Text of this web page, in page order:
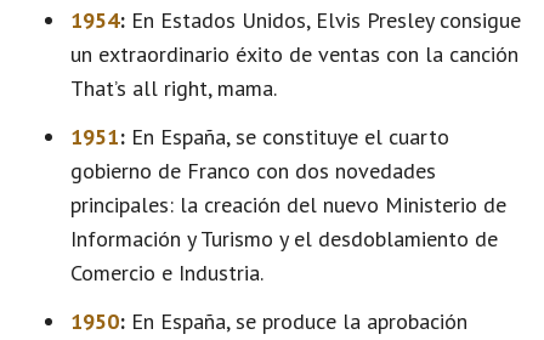
1954: En Estados Unidos, Elvis Presley consigue
un extraordinario éxito de ventas con la canción
That’s all right, mama.
1951: En España, se constituye el cuarto
gobierno de Franco con dos novedades
principales: la creación del nuevo Ministerio de
Información y Turismo y el desdoblamiento de
Comercio e Industria.
1950: En España, se produce la aprobación